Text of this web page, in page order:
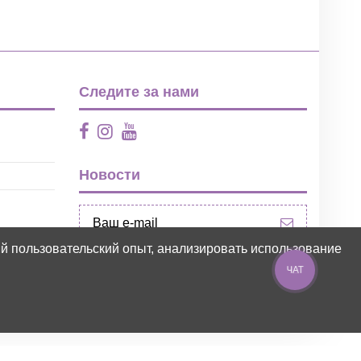
Следите за нами
Новости
опыт, анализировать использование
ЧАТ